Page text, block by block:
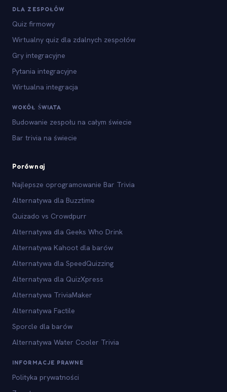
DLA ZESPOŁÓW
Quiz firmowy
Wirtualny quiz dla zdalnych zespołów
Gry integracyjne
Pytania integracyjne
Wirtualna integracja
WOKÓŁ ŚWIATA
Budowanie zespołu na całym świecie
Bar trivia na świecie
Porównaj
Najlepsze oprogramowanie Bar Trivia
Alternatywa dla Buzztime
Quizado vs Crowdpurr
Alternatywa dla Geeks Who Drink
Alternatywa Kahoot dla barów
Alternatywa dla SpeedQuizzing
Alternatywa dla QuizXpress
Alternatywa TriviaMaker
Alternatywa Factile
Sporcle dla barów
Alternatywa Water Cooler Trivia
INFORMACJE PRAWNE
Polityka prywatności